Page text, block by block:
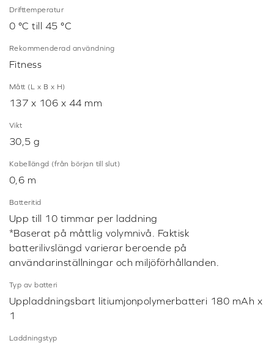
Drifttemperatur
0 °C till 45 °C
Rekommenderad användning
Fitness
Mått (L x B x H)
137 x 106 x 44 mm
Vikt
30,5 g
Kabellängd (från början till slut)
0,6 m
Batteritid
Upp till 10 timmar per laddning
*Baserat på måttlig volymnivå. Faktisk
batterilivslängd varierar beroende på
användarinställningar och miljöförhållanden.
Typ av batteri
Uppladdningsbart litiumjonpolymerbatteri 180 mAh x
1
Laddningstyp